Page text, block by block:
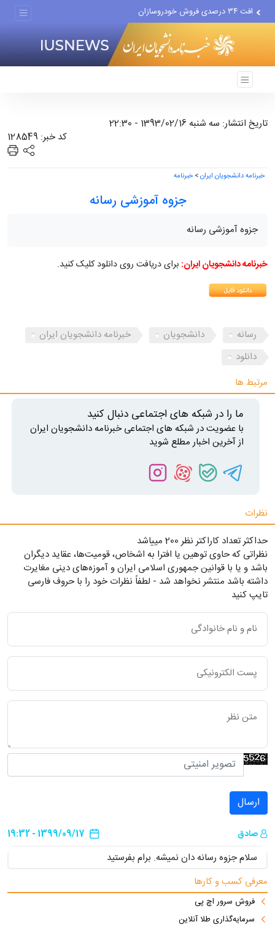
افت ۳۴ درصدی فروش خودروسازان
اعتراف رسانه‌های خارجی به...
تاریخ انتشار: سه شنبه 1393/02/16 - 22:30
کد خبر: 128549
خبرنامه دانشجویان ایران>خبرنامه
جزوه آموزشی رسانه
جزوه آموزشی رسانه
خبرنامه دانشجویان ایران: برای دریافت روی دانلود کلیک کنید.
رسانه دانشجویان
خبرنامه دانشجویان ایران
دانلود
مرتبط ها
ما را در شبکه های اجتماعی دنبال کنید
با عضویت در شبکه های اجتماعی خبرنامه دانشجویان ایران
از آخرین اخبار مطلع شوید
نظرات
حداکثر تعداد کاراکتر نظر 200 ميياشد
نظراتی که حاوی توهین یا افترا به اشخاص، قومیت‌ها، عقاید دیگران
باشد و یا با قوانین جمهوری اسلامی ایران و آموزه‌های دینی مغایرت
داشته باشد منتشر نخواهد شد - لطفاً نظرات خود را با حروف فارسی
تایپ کنید
ارسال
صادق 1399/09/17 - 19:32
سلام جزوه رسانه دان نمیشه. برام بفرستید
معرفی کسب و کارها
فروش سرور اچ پی
سرمایه‌گذاری طلا آنلاین